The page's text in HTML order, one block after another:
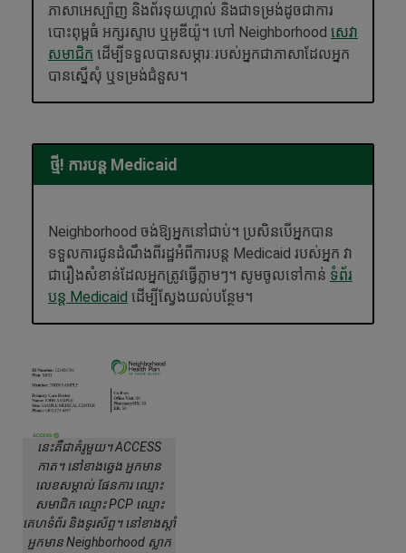
ភាសាអេស្ប៉ាញ និងព័រទុយហ្គាល់ និងជាទម្រង់ដូចជាការ
បោះពុម្ពធំ អក្សរស្ទាប ឬអូឌីយ៉ូ។ ហៅ Neighborhood សេវា
សមាជិក ដើម្បីទទួលបានសម្ភារៈរបស់អ្នកជាភាសាដែលអ្នក
បានស្នើសុំ ឬទម្រង់ជំនួស។
ថ្មី! ការបន្ត Medicaid
Neighborhood ចង់ឱ្យអ្នកនៅជាប់។ ប្រសិនបើអ្នកបាន
ទទួលការជូនដំណឹងពីរដ្ឋអំពីការបន្ត Medicaid របស់អ្នក វា
ជារឿងសំខាន់ដែលអ្នកត្រូវធ្វើភ្លាមៗ។ សូមចូលទៅកាន់ ទំព័រ
បន្ត Medicaid ដើម្បីស្វែងយល់បន្ថែម។
នេះគឺជាគំរូមួយ។ ACCESS
កាត។ នៅខាងឆ្វេង អ្នកមាន
លេខសម្គាល់ ផែនការ ឈ្មោះ
សមាជិក ឈ្មោះ PCP ឈ្មោះ
គេហទំព័រ និងទូរស័ព្ទ។ នៅខាងស្តាំ
អ្នកមាន Neighborhood ស្លាក